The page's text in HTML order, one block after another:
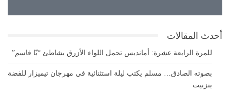
أحدث المقالات
للمرة الرابعة عشرة: أمانديس تحمل اللواء الأزرق بشاطئ “بّا قاسم”
بصوته الصادق… مسلم يكتب ليلة استثنائية في مهرجان تيميزار للفضة
بتزنيت